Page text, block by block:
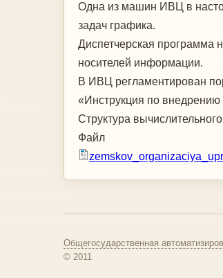
Одна из машин ИВЦ в
задач графика.
Диспетчерская программа
носителей информации.
В ИВЦ регламентирован
«Инструкция по
Структура
Файл
Общегосударственная
© 2011